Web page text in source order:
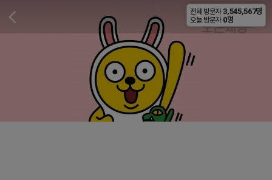
비공개
전체 방문자 3,545,567명
오늘 방문자 0명